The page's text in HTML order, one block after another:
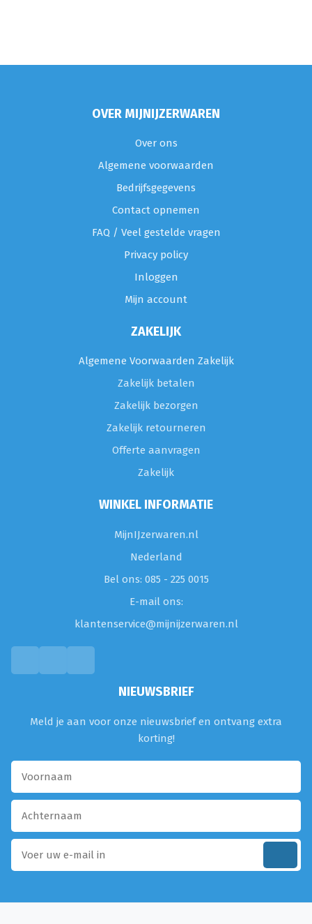
OVER MIJNIJZERWAREN
Over ons
Algemene voorwaarden
Bedrijfsgegevens
Contact opnemen
FAQ / Veel gestelde vragen
Privacy policy
Inloggen
Mijn account
ZAKELIJK
Algemene Voorwaarden Zakelijk
Zakelijk betalen
Zakelijk bezorgen
Zakelijk retourneren
Offerte aanvragen
Zakelijk
WINKEL INFORMATIE
MijnIJzerwaren.nl
Nederland
Bel ons: 085 - 225 0015
E-mail ons:
klantenservice@mijnijzerwaren.nl
NIEUWSBRIEF
Meld je aan voor onze nieuwsbrief en ontvang extra
korting!